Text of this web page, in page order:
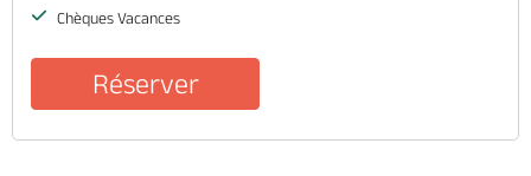
Chèques Vacances
Réserver